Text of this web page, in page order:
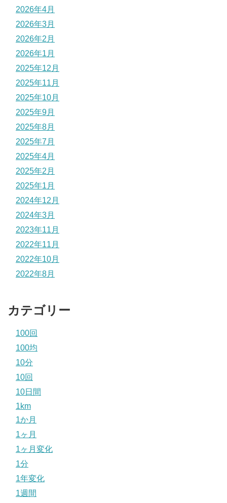
2026年4月
2026年3月
2026年2月
2026年1月
2025年12月
2025年11月
2025年10月
2025年9月
2025年8月
2025年7月
2025年4月
2025年2月
2025年1月
2024年12月
2024年3月
2023年11月
2022年11月
2022年10月
2022年8月
カテゴリー
100回
100均
10分
10回
10日間
1km
1か月
1ヶ月
1ヶ月変化
1分
1年変化
1週間